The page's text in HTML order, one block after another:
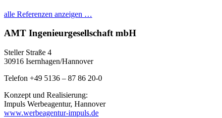
alle Referenzen anzeigen …
AMT Ingenieurgesellschaft mbH
Steller Straße 4
30916 Isernhagen/Hannover
Telefon +49 5136 – 87 86 20-0
Konzept und Realisierung:
Impuls Werbeagentur, Hannover
www.werbeagentur-impuls.de